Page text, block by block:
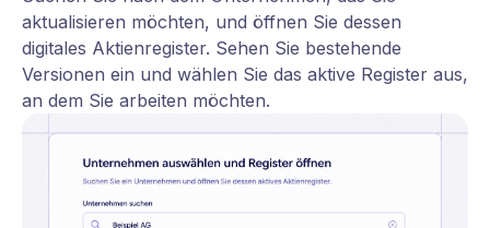
aktualisieren möchten, und öffnen Sie dessen
digitales Aktienregister. Sehen Sie bestehende
Versionen ein und wählen Sie das aktive Register aus,
an dem Sie arbeiten möchten.